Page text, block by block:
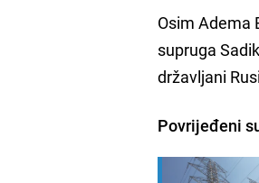
Osim Adema
supruga
državljani
Povrijeđeni